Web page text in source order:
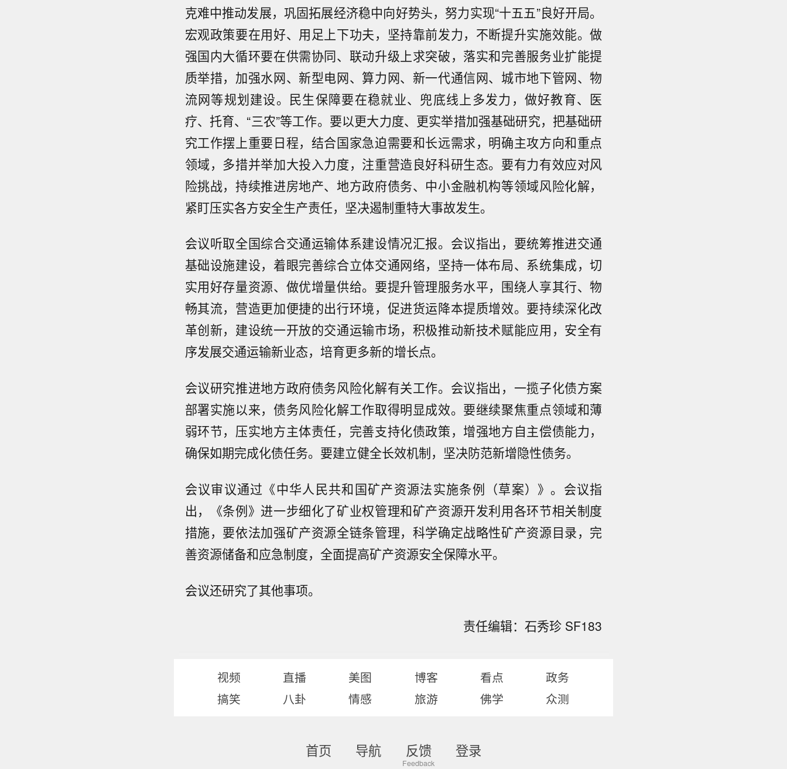
克难中推动发展，巩固拓展经济稳中向好势头，努力实现“十五五”良好开局。
宏观政策要在用好、用足上下功夫，坚持靠前发力，不断提升实施效能。做
强国内大循环要在供需协同、联动升级上求突破，落实和完善服务业扩能提
质举措，加强水网、新型电网、算力网、新一代通信网、城市地下管网、物
流网等规划建设。民生保障要在稳就业、兜底线上多发力，做好教育、医
疗、托育、“三农”等工作。要以更大力度、更实举措加强基础研究，把基础研
究工作摆上重要日程，结合国家急迫需要和长远需求，明确主攻方向和重点
领域，多措并举加大投入力度，注重营造良好科研生态。要有力有效应对风
险挑战，持续推进房地产、地方政府债务、中小金融机构等领域风险化解，
紧盯压实各方安全生产责任，坚决遏制重特大事故发生。
会议听取全国综合交通运输体系建设情况汇报。会议指出，要统筹推进交通
基础设施建设，着眼完善综合立体交通网络，坚持一体布局、系统集成，切
实用好存量资源、做优增量供给。要提升管理服务水平，围绕人享其行、物
畅其流，营造更加便捷的出行环境，促进货运降本提质增效。要持续深化改
革创新，建设统一开放的交通运输市场，积极推动新技术赋能应用，安全有
序发展交通运输新业态，培育更多新的增长点。
会议研究推进地方政府债务风险化解有关工作。会议指出，一揽子化债方案
部署实施以来，债务风险化解工作取得明显成效。要继续聚焦重点领域和薄
弱环节，压实地方主体责任，完善支持化债政策，增强地方自主偿债能力，
确保如期完成化债任务。要建立健全长效机制，坚决防范新增隐性债务。
会议审议通过《中华人民共和国矿产资源法实施条例（草案）》。会议指
出，《条例》进一步细化了矿业权管理和矿产资源开发利用各环节相关制度
措施，要依法加强矿产资源全链条管理，科学确定战略性矿产资源目录，完
善资源储备和应急制度，全面提高矿产资源安全保障水平。
会议还研究了其他事项。
责任编辑：石秀珍 SF183
视频 直播 美图 博客 看点
政务
搞笑
八卦 情感 旅游 佛学 众测
首页 导航 反馈 登录